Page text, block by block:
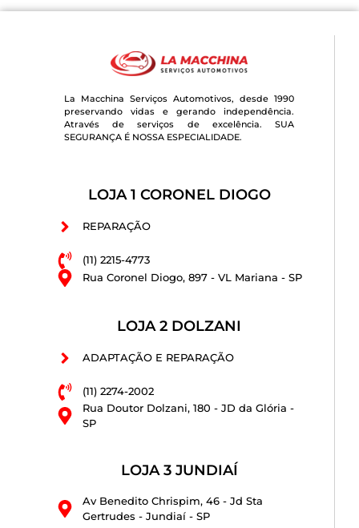
La Macchina Serviços Automotivos, desde 1990
preservando vidas e gerando independência.
Através de serviços de excelência. SUA
SEGURANÇA É NOSSA ESPECIALIDADE.
LOJA 1 CORONEL DIOGO
REPARAÇÃO
(11) 2215-4773
Rua Coronel Diogo, 897 - VL Mariana - SP
LOJA 2 DOLZANI
ADAPTAÇÃO E REPARAÇÃO
(11) 2274-2002
Rua Doutor Dolzani, 180 - JD da Glória -
SP
LOJA 3 JUNDIAÍ
Av Benedito Chrispim, 46 - Jd Sta
Gertrudes - Jundiaí - SP